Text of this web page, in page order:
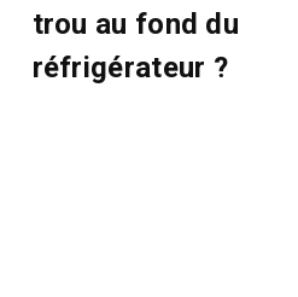
trou au fond du
réfrigérateur ?